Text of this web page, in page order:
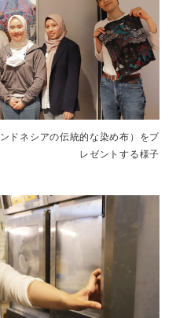
ドネシアの伝統的な染め布）をプ
レゼントする様子